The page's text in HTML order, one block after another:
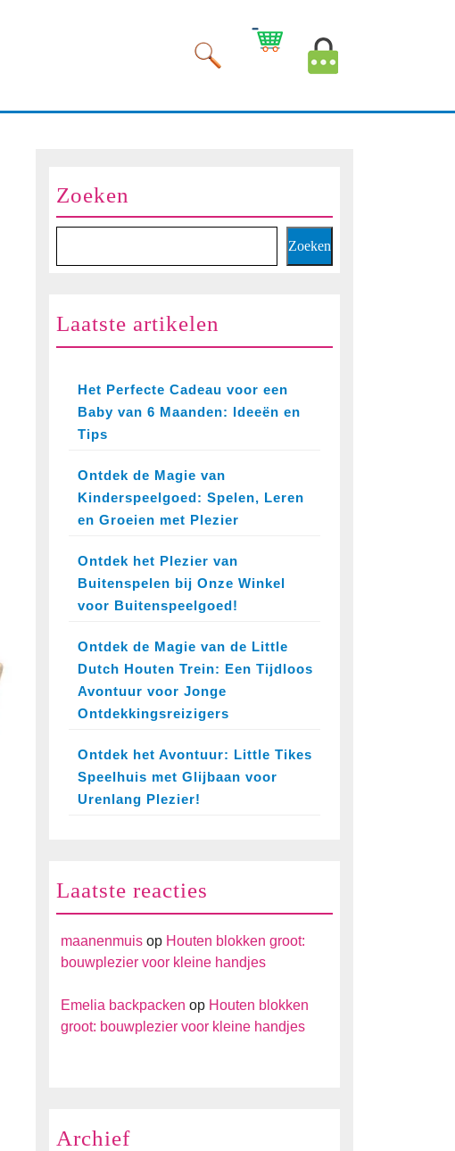
Winkelwagen
afbeelding
Zoeken
Zoeken
Laatste artikelen
Het Perfecte Cadeau voor een
Baby van 6 Maanden: Ideeën en
Tips
Ontdek de Magie van
Kinderspeelgoed: Spelen, Leren
en Groeien met Plezier
Ontdek het Plezier van
Buitenspelen bij Onze Winkel
voor Buitenspeelgoed!
Ontdek de Magie van de Little
Dutch Houten Trein: Een Tijdloos
Avontuur voor Jonge
Ontdekkingsreizigers
Ontdek het Avontuur: Little Tikes
Speelhuis met Glijbaan voor
Urenlang Plezier!
Laatste reacties
maanenmuis op Houten blokken groot:
bouwplezier voor kleine handjes
Emelia backpacken op Houten blokken
groot: bouwplezier voor kleine handjes
Archief